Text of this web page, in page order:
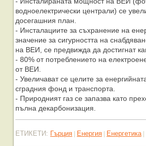
водноелектрически централи) се
досегашния план.
- Инсталациите за съхранение на
значение за сигурността на
на ВЕИ, се предвижда да достигнат
- 80% от потреблението на
от ВЕИ.
- Увеличават се целите за
сградния фонд и транспорта.
- Природният газ се запазва като
пълна декарбонизация.
ЕТИКЕТИ: Гърция | Енергия | Енергетика |